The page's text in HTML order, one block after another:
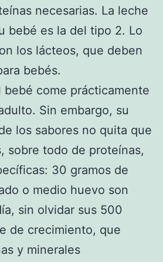
necesarias. La leche
bebé es la del tipo 2. Lo
los lácteos, que deben
bebés.
bebé come prácticamente
Sin embargo, su
los sabores no quita que
sobre todo de proteínas,
30 gramos de
o medio huevo son
sin olvidar sus 500
de crecimiento, que
y minerales